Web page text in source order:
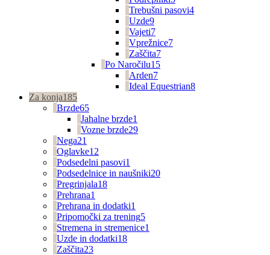
Trebušni pasovi4
Uzde9
Vajeti7
Vprežnice7
Zaščita7
Po Naročilu15
Arden7
Ideal Equestrian8
Za konja185
Brzde65
Jahalne brzde1
Vozne brzde29
Nega21
Oglavke12
Podsedelni pasovi1
Podsedelnice in naušniki20
Pregrinjala18
Prehrana1
Prehrana in dodatki1
Pripomočki za trening5
Stremena in stremenice1
Uzde in dodatki18
Zaščita23